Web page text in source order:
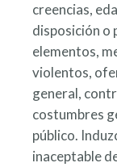
creencias,
disposición o
elementos,
violentos,
general,
costumbres
público.
inaceptable